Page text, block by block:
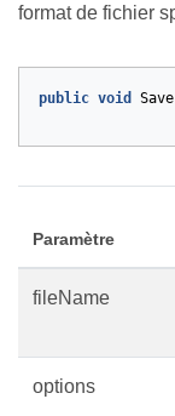
format de fichier
public void Save
Paramètre
fileName
options